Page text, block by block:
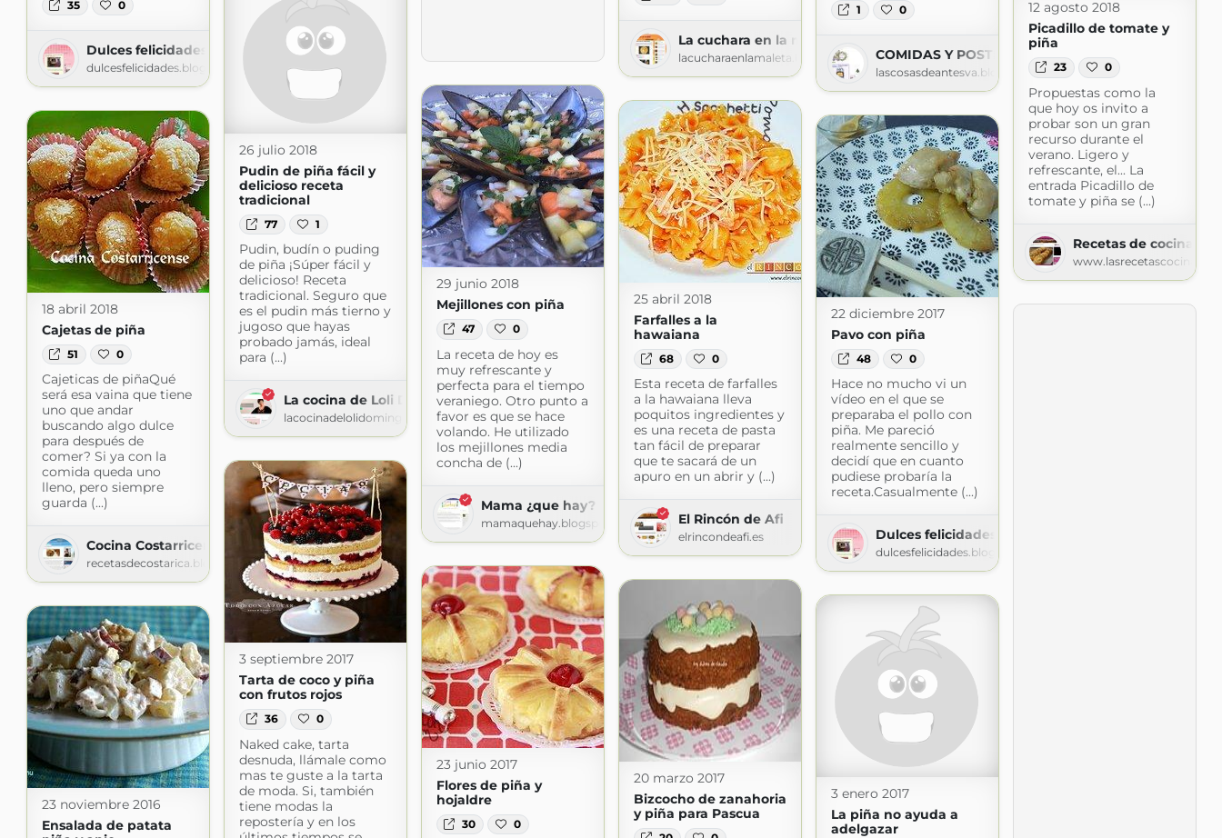
La cuchara en la maleta
lacucharaenlamaleta.blogspot.com
35 0
Dulces felicidades
dulcesfelicidades.blogspot.com
1 0
COMIDAS Y POSTRES
lascosasdeantesva.blogspot.com
12 agosto 2018
Picadillo de tomate y
piña
23 0
Propuestas como la
que hoy os invito a
probar son un gran
recurso durante el
verano. Ligero y
refrescante, el... La
entrada Picadillo de
tomate y piña se (...)
Recetas de cocina
26 julio 2018
Pudin de piña fácil y
delicioso receta
tradicional
77 1
Pudin, budín o puding
de piña ¡Súper fácil y
delicioso! Receta
tradicional. Seguro que
es el pudin más tierno y
jugoso que hayas
probado jamás, ideal
para (...)
La cocina de Loli Dominguez
lacocinadelolidominguez.es
29 junio 2018
Mejillones con piña
47 0
La receta de hoy es
muy refrescante y
perfecta para el tiempo
veraniego. Otro punto a
favor es que se hace
volando. He utilizado
los mejillones media
concha de (...)
Mama ¿que hay?
mamaquehay.blogspot.com
25 abril 2018
Farfalles a la
hawaiana
68 0
Esta receta de farfalles
a la hawaiana lleva
poquitos ingredientes y
es una receta de pasta
tan fácil de preparar
que te sacará de un
apuro en un abrir y (...)
El Rincón de Afi
elrincondeafi.es
18 abril 2018
Cajetas de piña
51 0
Cajeticas de piñaQué
será esa vaina que tiene
uno que andar
buscando algo dulce
para después de
comer? Si ya con la
comida queda uno
lleno, pero siempre
guarda (...)
Cocina Costarricense
recetasdecostarica.blogspot.com
22 diciembre 2017
Pavo con piña
48 0
Hace no mucho vi un
vídeo en el que se
preparaba el pollo con
piña. Me pareció
realmente sencillo y
decidí que en cuanto
pudiese probaría la
receta.Casualmente (...)
Dulces felicidades
dulcesfelicidades.blogspot.com
3 septiembre 2017
Tarta de coco y piña
con frutos rojos
36 0
Naked cake, tarta
desnuda, llámale como
mas te guste a la tarta
de moda. Si, también
tiene modas la
repostería y en los
23 junio 2017
Flores de piña y
hojaldre
30 0
20 marzo 2017
Bizcocho de zanahoria
y piña para Pascua
3 enero 2017
La piña no ayuda a
adelgazar
23 noviembre 2016
Ensalada de patata